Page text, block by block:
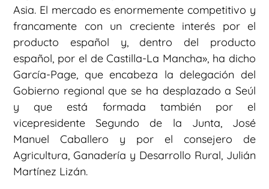
Asia. El mercado es enormemente competitivo y
francamente con un creciente interés por el
producto español y, dentro del producto
español, por el de Castilla-La Mancha», ha dicho
García-Page, que encabeza la delegación del
Gobierno regional que se ha desplazado a Seúl
y que está formada también por el
vicepresidente Segundo de la Junta, José
Manuel Caballero y por el consejero de
Agricultura, Ganadería y Desarrollo Rural, Julián
Martínez Lizán.